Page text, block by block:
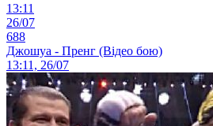
13:11
26/07
688
Джошуа - Пренг (Відео бою)
13:11, 26/07